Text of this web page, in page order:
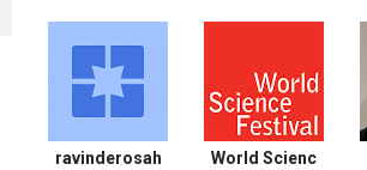
ravinderosah World Scienc